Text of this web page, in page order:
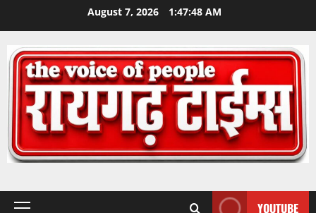
August 7, 2026 1:47:49 AM
YOUTUBE